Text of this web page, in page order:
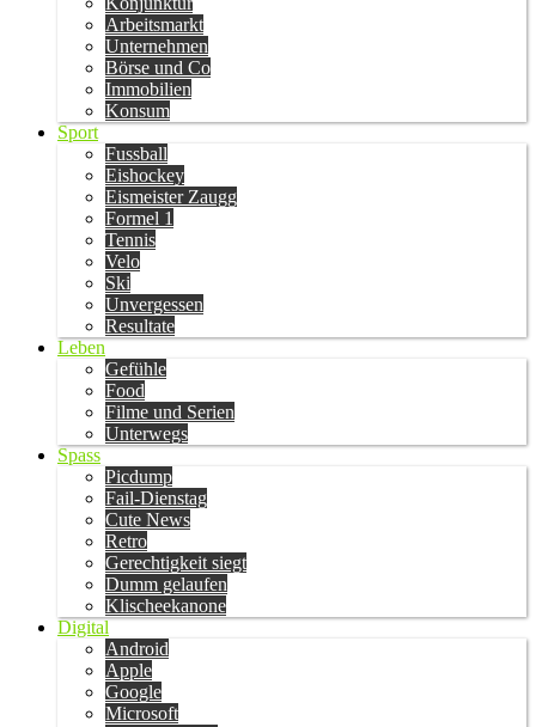
Arbeitsmarkt
Unternehmen
Börse und Co
Immobilien
Konsum
Sport
Fussball
Eishockey
Eismeister Zaugg
Formel 1
Tennis
Velo
Ski
Unvergessen
Resultate
Leben
Gefühle
Food
Filme und Serien
Unterwegs
Spass
Picdump
Fail-Dienstag
Cute News
Retro
Gerechtigkeit siegt
Dumm gelaufen
Klischeekanone
Digital
Android
Apple
Google
Microsoft